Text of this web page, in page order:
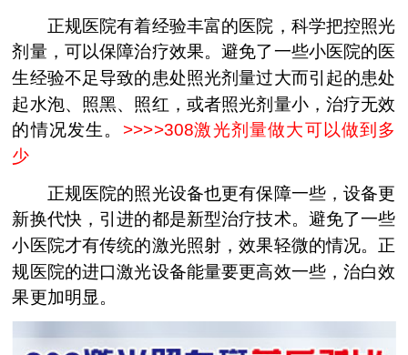
正规医院有着经验丰富的医院，科学把控照光
剂量，可以保障治疗效果。避免了一些小医院的医
生经验不足导致的患处照光剂量过大而引起的患处
起水泡、照黑、照红，或者照光剂量小，治疗无效
的情况发生。 >>>>308激光剂量做大可以做到多
少
正规医院的照光设备也更有保障一些，设备更
新换代快，引进的都是新型治疗技术。避免了一些
小医院才有传统的激光照射，效果轻微的情况。正
规医院的进口激光设备能量要更高效一些，治白效
果更加明显。